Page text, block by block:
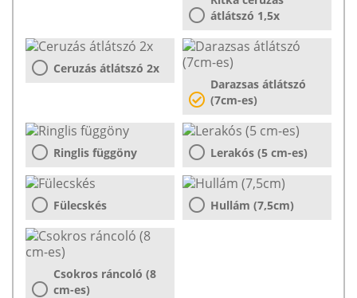
átlátszó 1,5x
Ceruzás átlátszó 2x
Darazsas átlátszó
(7cm-es)
Ringlis függöny Lerakós (5 cm-es)
Fülecskés Hullám (7,5cm)
Csokros ráncoló (8
cm-es)